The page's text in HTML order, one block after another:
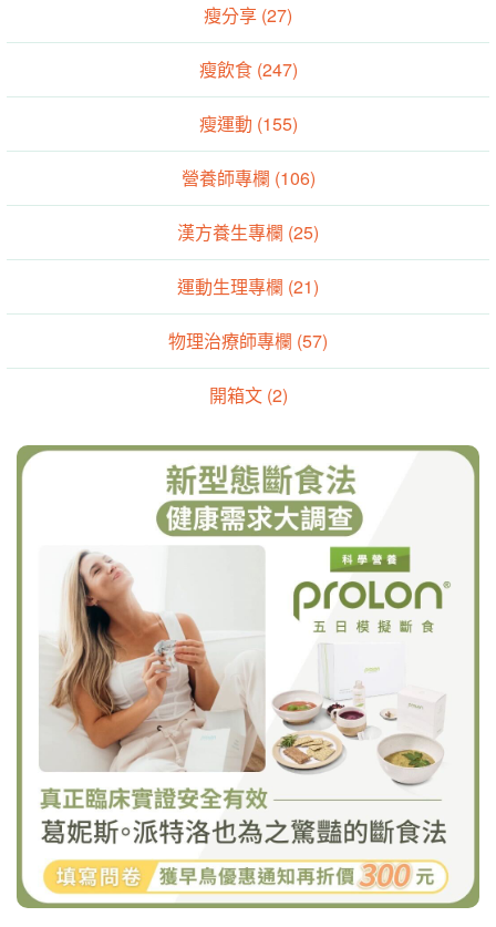
瘦分享 (27)
瘦飲食 (247)
瘦運動 (155)
營養師專欄 (106)
漢方養生專欄 (25)
運動生理專欄 (21)
物理治療師專欄 (57)
開箱文 (2)